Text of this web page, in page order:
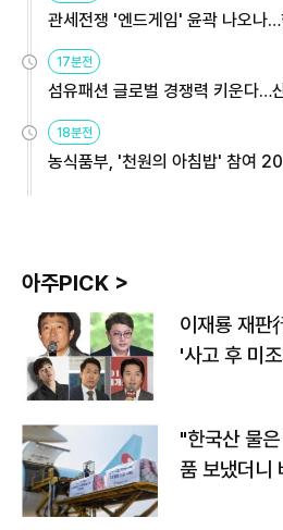
관세전쟁 '엔드게임' 윤곽 나오나
용해야
17분전
섬유패션 글로벌 경쟁력 키운다…
원
18분전
농식품부, '천원의 아침밥' 참여
아주PICK >
이재룡 재판
'사고 후 미
"한국산 물
품 보냈더니